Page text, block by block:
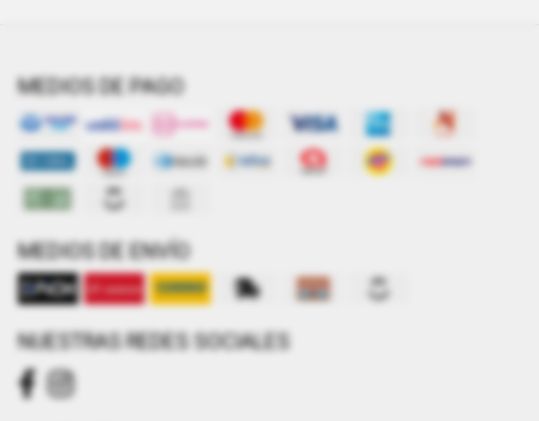
MEDIOS DE PAGO
MEDIOS DE ENVÍO
NUESTRAS REDES SOCIALES